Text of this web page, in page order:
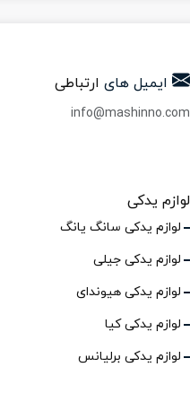
ایمیل های ارتباطی
info@mashinno.com
لوازم یدکی
لوازم یدکی سانگ یانگ
لوازم یدکی جیلی
لوازم یدکی هیوندای
لوازم یدکی کیا
لوازم یدکی برلیانس